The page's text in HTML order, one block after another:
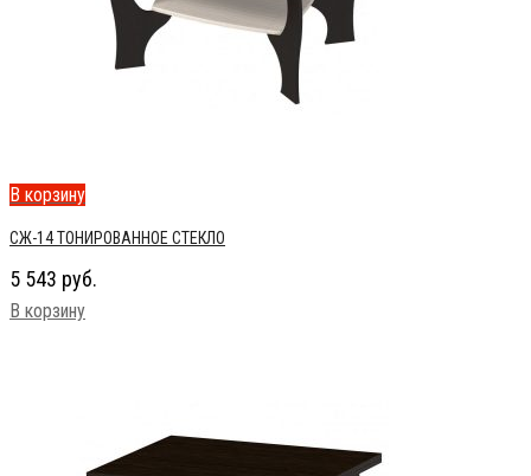
В корзину
СЖ-14 ТОНИРОВАННОЕ СТЕКЛО
5 543 руб.
В корзину